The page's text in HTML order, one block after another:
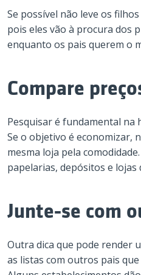
Se possível não leve os
pois eles vão à procura dos
enquanto os pais querem o
Compare
Pesquisar é fundamental na
Se o objetivo é economizar,
mesma loja pela
papelarias, depósitos e
Junte-se com
Outra dica que pode render
as listas com outros pais